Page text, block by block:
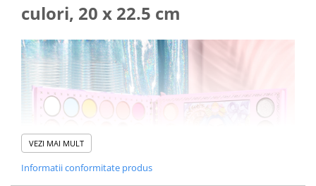
Ingrijire Unghii
Jucarii Creative
Jucarii pentru copii
Jucarii si Jocuri
Jucarii si Jocuri
Markere si Set Desen
Markere si Set Desen
culori, 20 x 22.5 cm
VEZI MAI MULT
Informatii conformitate produs